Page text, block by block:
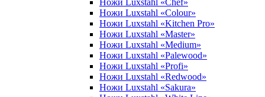
Ножи Luxstahl «Chef»
Ножи Luxstahl «Colour»
Ножи Luxstahl «Kitchen Pro»
Ножи Luxstahl «Master»
Ножи Luxstahl «Medium»
Ножи Luxstahl «Palewood»
Ножи Luxstahl «Profi»
Ножи Luxstahl «Redwood»
Ножи Luxstahl «Sakura»